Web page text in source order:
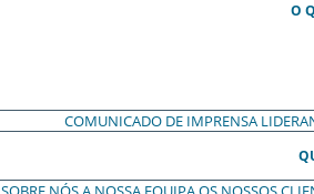
O
COMUNICADO DE IMPRENSA